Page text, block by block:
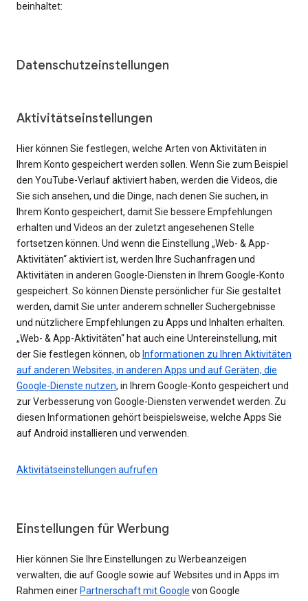
beinhaltet:
Datenschutzeinstellungen
Aktivitätseinstellungen
Hier können Sie festlegen, welche Arten von Aktivitäten in
Ihrem Konto gespeichert werden sollen. Wenn Sie zum Beispiel
den YouTube-Verlauf aktiviert haben, werden die Videos, die
Sie sich ansehen, und die Dinge, nach denen Sie suchen, in
Ihrem Konto gespeichert, damit Sie bessere Empfehlungen
erhalten und Videos an der zuletzt angesehenen Stelle
fortsetzen können. Und wenn die Einstellung „Web- & App-
Aktivitäten“ aktiviert ist, werden Ihre Suchanfragen und
Aktivitäten in anderen Google-Diensten in Ihrem Google-Konto
gespeichert. So können Dienste persönlicher für Sie gestaltet
werden, damit Sie unter anderem schneller Suchergebnisse
und nützlichere Empfehlungen zu Apps und Inhalten erhalten.
„Web- & App-Aktivitäten“ hat auch eine Untereinstellung, mit
der Sie festlegen können, ob Informationen zu Ihren Aktivitäten
auf anderen Websites, in anderen Apps und auf Geräten, die
Google-Dienste nutzen, in Ihrem Google-Konto gespeichert und
zur Verbesserung von Google-Diensten verwendet werden. Zu
diesen Informationen gehört beispielsweise, welche Apps Sie
auf Android installieren und verwenden.
Aktivitätseinstellungen aufrufen
Einstellungen für Werbung
Hier können Sie Ihre Einstellungen zu Werbeanzeigen
verwalten, die auf Google sowie auf Websites und in Apps im
Rahmen einer Partnerschaft mit Google von Google